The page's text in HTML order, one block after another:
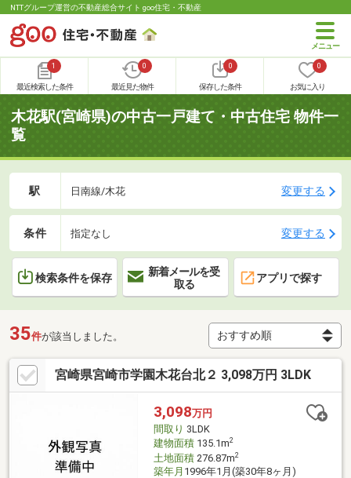
NTTグループ運営の不動産総合サイト goo住宅・不動産
1
最近検索した条件
0
最近見た物件
0
保存した条件
0
お気に入り
木花駅(宮崎県)の中古一戸建て・中古住宅 物件一
覧
駅 日南線/木花 変更する
条件 指定なし 変更する
検索条件を保存
新着メールを受
取る
アプリで探す
35件が該当しました。
宮崎県宮崎市学園木花台北２ 3,098万円 3LDK
3,098万円
間取り 3LDK
建物面積135.1m2
土地面積276.87m2
築年月 1996年1月(築30年8ヶ月)